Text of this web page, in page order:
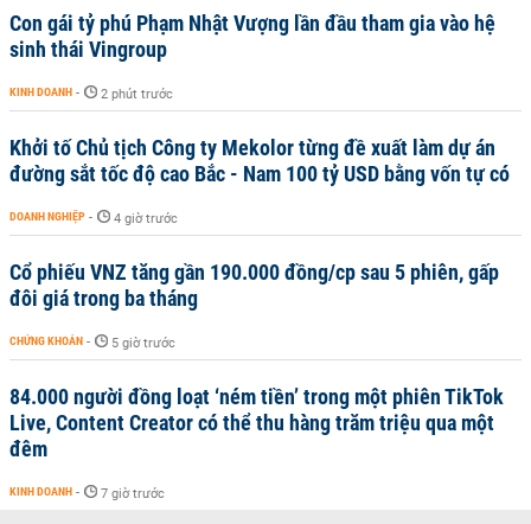
Con gái tỷ phú Phạm Nhật Vượng lần đầu tham gia vào hệ
sinh thái Vingroup
KINH DOANH - 2 phút trước
Khởi tố Chủ tịch Công ty Mekolor từng đề xuất làm dự án
đường sắt tốc độ cao Bắc - Nam 100 tỷ USD bằng vốn tự có
DOANH NGHIỆP - 4 giờ trước
Cổ phiếu VNZ tăng gần 190.000 đồng/cp sau 5 phiên, gấp
đôi giá trong ba tháng
CHỨNG KHOÁN - 5 giờ trước
84.000 người đồng loạt ‘ném tiền’ trong một phiên TikTok
Live, Content Creator có thể thu hàng trăm triệu qua một
đêm
KINH DOANH - 7 giờ trước